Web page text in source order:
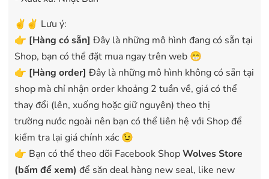
✌️✌️ Lưu ý:
👉 [Hàng có sẵn] Đây là những mô hình đang có sẵn tại
Shop, bạn có thể đặt mua ngay trên web 😁
👉 [Hàng order] Đây là những mô hình không có sẵn tại
shop mà chỉ nhận order khoảng 2 tuần về, giá có thể
thay đổi (lên, xuống hoặc giữ nguyên) theo thị
trường nước ngoài nên bạn có thể liên hệ với Shop để
kiểm tra lại giá chính xác 😉
👉 Bạn có thể theo dõi Facebook ShopWolves Store
(bấm để xem) để săn deal hàng new seal, like new